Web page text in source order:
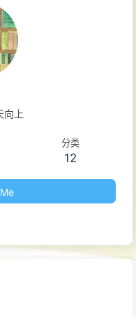
安装 deb 软件包 安
gdebi 工具： 1sudo
输入法 安装软件包及配
fcitx-config-gtk fcitx-
allsudo apt-get install
向上
分类
12